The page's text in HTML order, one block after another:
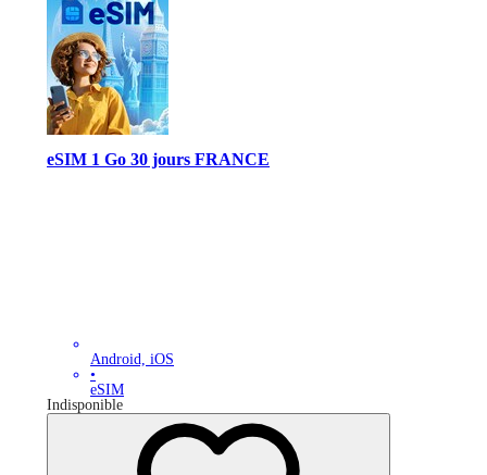
eSIM 1 Go 30 jours FRANCE
Android, iOS
•
eSIM
Indisponible